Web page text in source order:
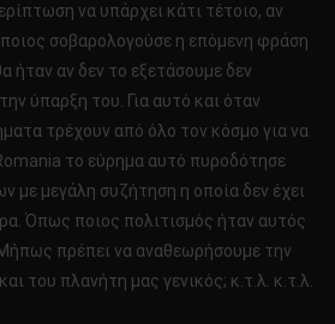
να υπάρχει κάτι τέτοιο, αν
σοβαρολογούσε η επόμενη φράση
ήταν αν δεν το εξετάσουμε δεν
ύπαρξη του. Για αυτό και όταν
τρέχουν από όλο τον κόσμο για να
το εύρημα αυτό πυροδότησε
με μεγάλη συζήτηση η οποία δεν έχει
Όπως ποιος πολιτισμός ήταν αυτός
πρέπει να αναθεωρήσουμε την
του πλανήτη μας γενικός; κ.τ.λ. κ.τ.λ.